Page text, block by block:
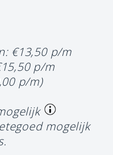
€13,50 p/m
p/m
p/m)
mogelijk